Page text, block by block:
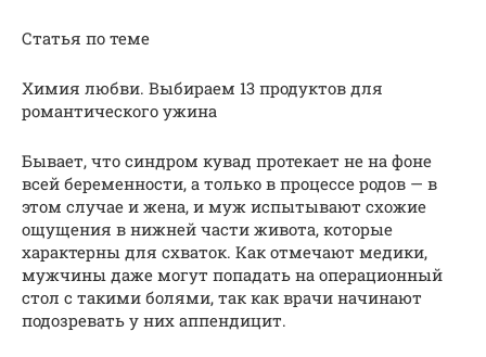
Статья по теме
Химия любви. Выбираем 13 продуктов для
романтического ужина
Бывает, что синдром кувад протекает не на фоне
всей беременности, а только в процессе родов — в
этом случае и жена, и муж испытывают схожие
ощущения в нижней части живота, которые
характерны для схваток. Как отмечают медики,
мужчины даже могут попадать на операционный
стол с такими болями, так как врачи начинают
подозревать у них аппендицит.